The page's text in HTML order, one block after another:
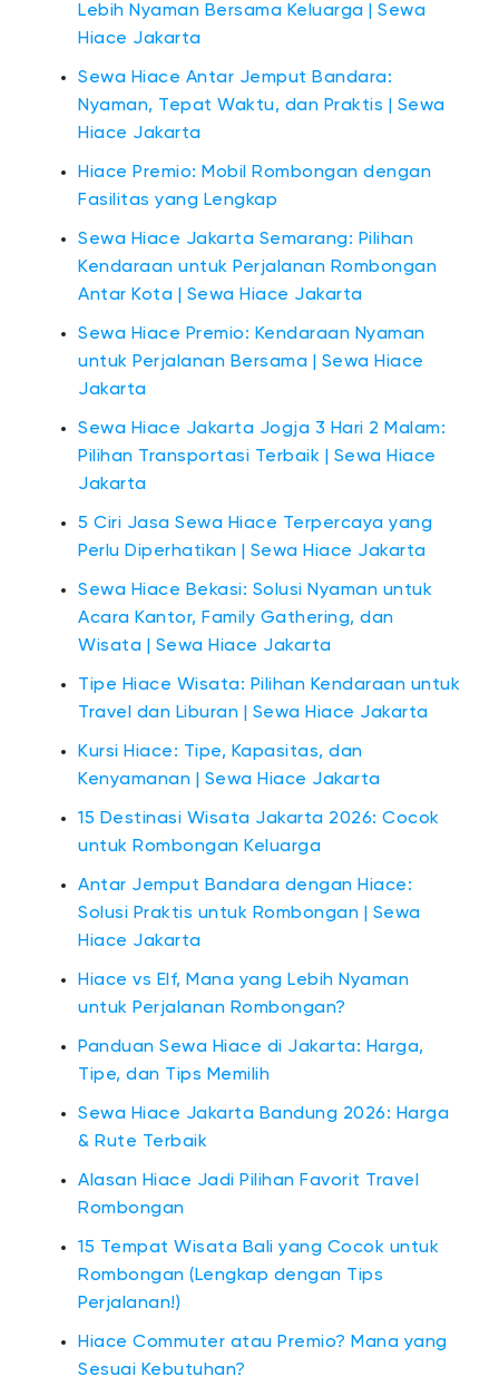
Lebih Nyaman Bersama Keluarga | Sewa
Hiace Jakarta
Sewa Hiace Antar Jemput Bandara:
Nyaman, Tepat Waktu, dan Praktis | Sewa
Hiace Jakarta
Hiace Premio: Mobil Rombongan dengan
Fasilitas yang Lengkap
Sewa Hiace Jakarta Semarang: Pilihan
Kendaraan untuk Perjalanan Rombongan
Antar Kota | Sewa Hiace Jakarta
Sewa Hiace Premio: Kendaraan Nyaman
untuk Perjalanan Bersama | Sewa Hiace
Jakarta
Sewa Hiace Jakarta Jogja 3 Hari 2 Malam:
Pilihan Transportasi Terbaik | Sewa Hiace
Jakarta
5 Ciri Jasa Sewa Hiace Terpercaya yang
Perlu Diperhatikan | Sewa Hiace Jakarta
Sewa Hiace Bekasi: Solusi Nyaman untuk
Acara Kantor, Family Gathering, dan
Wisata | Sewa Hiace Jakarta
Tipe Hiace Wisata: Pilihan Kendaraan untuk
Travel dan Liburan | Sewa Hiace Jakarta
Kursi Hiace: Tipe, Kapasitas, dan
Kenyamanan | Sewa Hiace Jakarta
15 Destinasi Wisata Jakarta 2026: Cocok
untuk Rombongan Keluarga
Antar Jemput Bandara dengan Hiace:
Solusi Praktis untuk Rombongan | Sewa
Hiace Jakarta
Hiace vs Elf, Mana yang Lebih Nyaman
untuk Perjalanan Rombongan?
Panduan Sewa Hiace di Jakarta: Harga,
Tipe, dan Tips Memilih
Sewa Hiace Jakarta Bandung 2026: Harga
& Rute Terbaik
Alasan Hiace Jadi Pilihan Favorit Travel
Rombongan
15 Tempat Wisata Bali yang Cocok untuk
Rombongan (Lengkap dengan Tips
Perjalanan!)
Hiace Commuter atau Premio? Mana yang
Sesuai Kebutuhan?